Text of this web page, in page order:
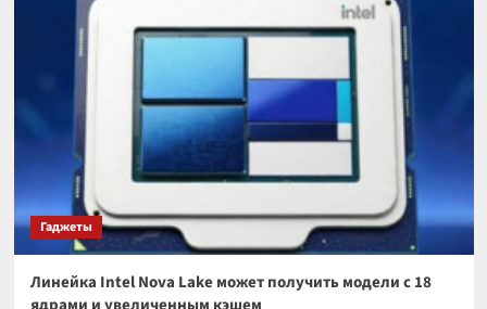
Гаджеты
Линейка Intel Nova Lake может получить модели с 18